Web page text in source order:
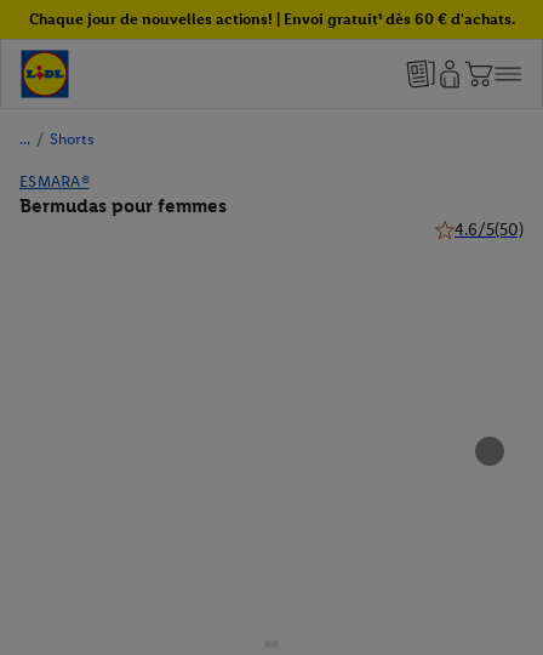
Chaque jour de nouvelles actions! | Envoi gratuit¹ dès 60 € d'achats.
/ Shorts
ESMARA®
Bermudas pour femmes
4.6/5(50)